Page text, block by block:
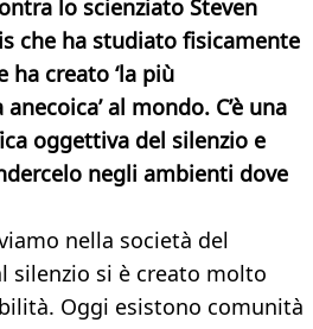
lo scienziato Steven
che ha studiato fisicamente
ha creato ‘la più
al mondo. C’è una
oggettiva del silenzio e
negli ambienti dove
nella società del
silenzio si è creato molto
Oggi esistono comunità